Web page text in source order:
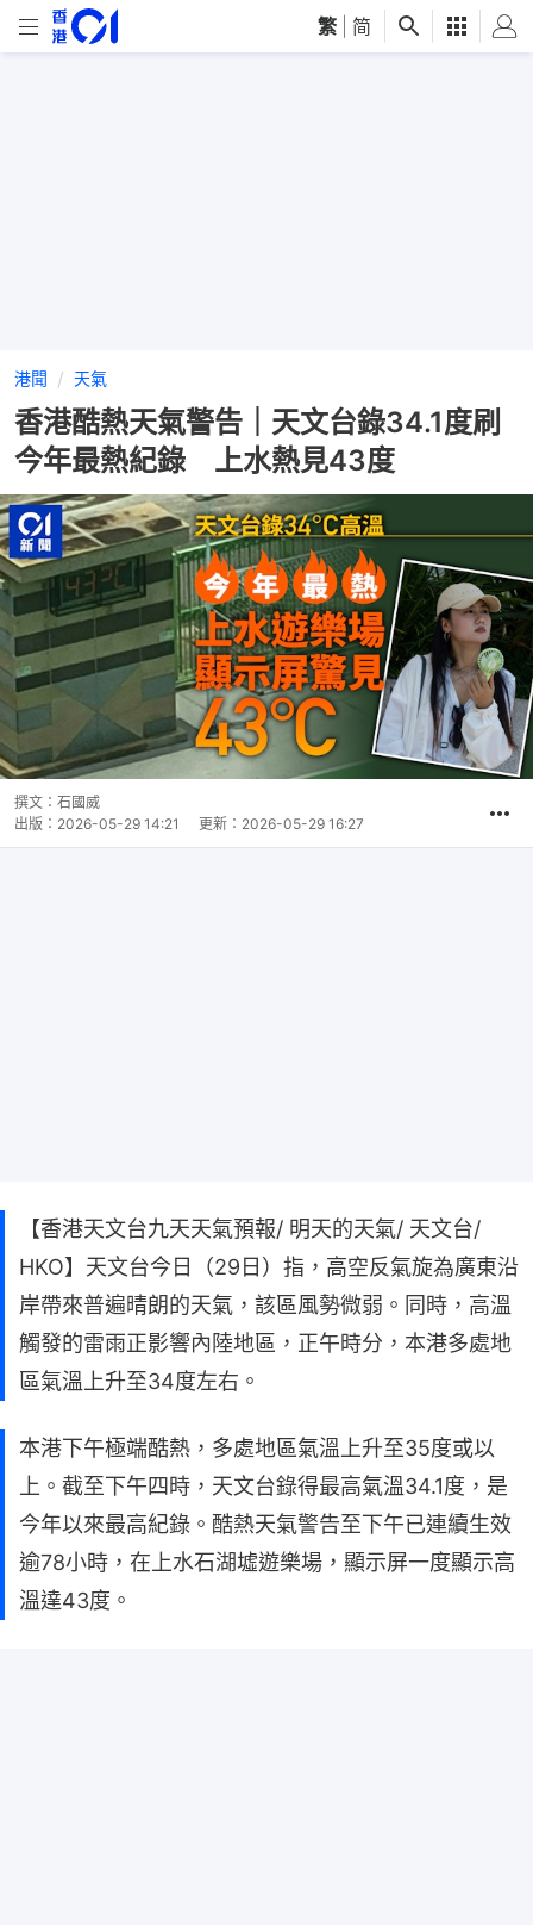
繁 简
港聞 天氣
香港酷熱天氣警告｜天文台錄34.1度刷
今年最熱紀錄 上水熱見43度
撰文： 石國威
出版： 2026-05-29 14:21 更新： 2026-05-29 16:27
【香港天文台九天天氣預報/ 明天的天氣/ 天文台/
HKO】天文台今日（29日）指，高空反氣旋為廣東沿
岸帶來普遍晴朗的天氣，該區風勢微弱。同時，高溫
觸發的雷雨正影響內陸地區，正午時分，本港多處地
區氣溫上升至34度左右。
本港下午極端酷熱，多處地區氣溫上升至35度或以
上。截至下午四時，天文台錄得最高氣溫34.1度，是
今年以來最高紀錄。酷熱天氣警告至下午已連續生效
逾78小時，在上水石湖墟遊樂場，顯示屏一度顯示高
溫達43度。